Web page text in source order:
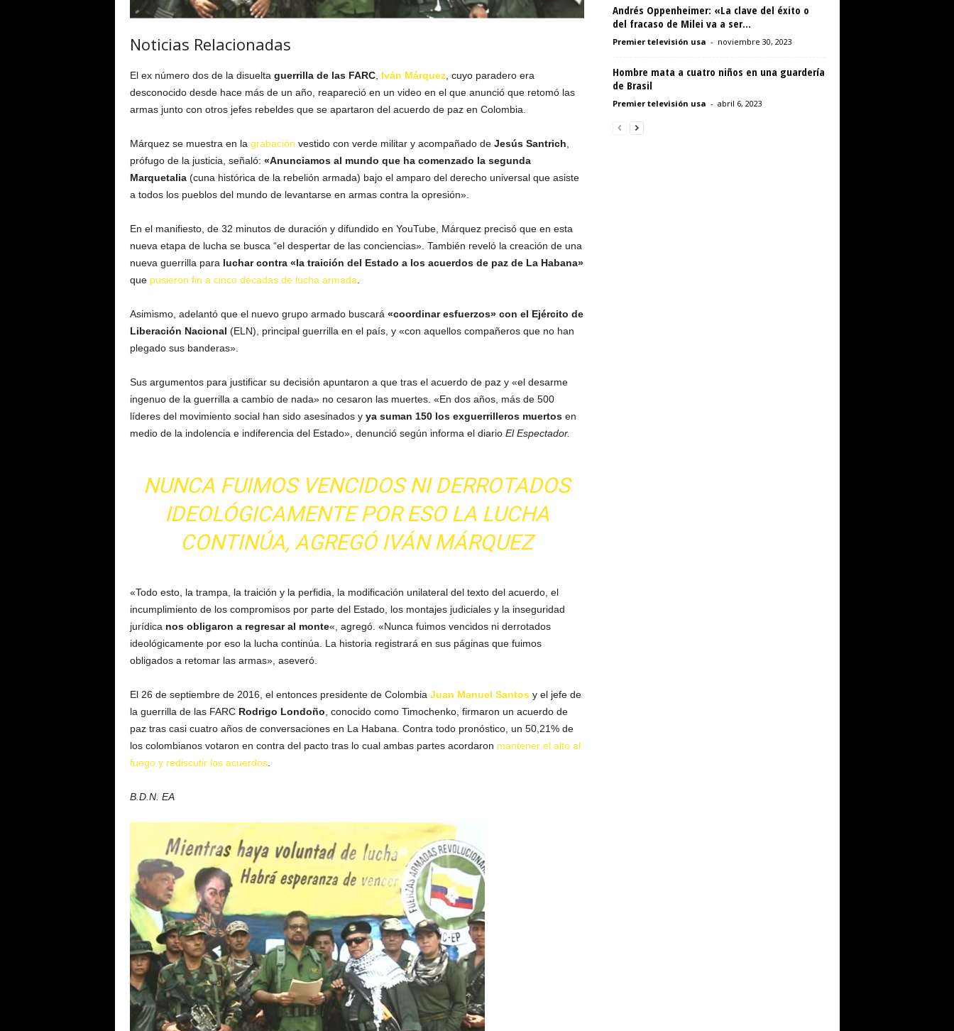
Noticias Relacionadas
El ex número dos de la disuelta guerrilla de las FARC, Iván Márquez, cuyo paradero era
desconocido desde hace más de un año, reapareció en un video en el que anunció que retomó las
armas junto con otros jefes rebeldes que se apartaron del acuerdo de paz en Colombia.
Márquez se muestra en la grabación vestido con verde militar y acompañado de Jesús Santrich,
prófugo de la justicia, señaló: «Anunciamos al mundo que ha comenzado la segunda
Marquetalia(cuna histórica de la rebelión armada) bajo el amparo del derecho universal que asiste
a todos los pueblos del mundo de levantarse en armas contra la opresión».
En el manifiesto, de 32 minutos de duración y difundido en YouTube, Márquez precisó que en esta
nueva etapa de lucha se busca “el despertar de las conciencias». También reveló la creación de una
nueva guerrilla para luchar contra «la traición del Estado a los acuerdos de paz de La Habana»
que pusieron fin a cinco décadas de lucha armada.
Asimismo, adelantó que el nuevo grupo armado buscará «coordinar esfuerzos» con el Ejército de
Liberación Nacional (ELN), principal guerrilla en el país, y «con aquellos compañeros que no han
plegado sus banderas».
Sus argumentos para justificar su decisión apuntaron a que tras el acuerdo de paz y «el desarme
ingenuo de la guerrilla a cambio de nada» no cesaron las muertes. «En dos años, más de 500
líderes del movimiento social han sido asesinados y ya suman 150 los exguerrilleros muertosen
medio de la indolencia e indiferencia del Estado», denunció según informa el diario El Espectador.
NUNCA FUIMOS VENCIDOS NI DERROTADOS
IDEOLÓGICAMENTE POR ESO LA LUCHA
CONTINÚA, AGREGÓ IVÁN MÁRQUEZ
«Todo esto, la trampa, la traición y la perfidia, la modificación unilateral del texto del acuerdo, el
incumplimiento de los compromisos por parte del Estado, los montajes judiciales y la inseguridad
jurídica nos obligaron a regresar al monte«, agregó. «Nunca fuimos vencidos ni derrotados
ideológicamente por eso la lucha continúa. La historia registrará en sus páginas que fuimos
obligados a retomar las armas», aseveró.
El 26 de septiembre de 2016, el entonces presidente de Colombia Juan Manuel Santosy el jefe de
la guerrilla de las FARC Rodrigo Londoño, conocido como Timochenko, firmaron un acuerdo de
paz tras casi cuatro años de conversaciones en La Habana. Contra todo pronóstico, un 50,21% de
los colombianos votaron en contra del pacto tras lo cual ambas partes acordaron mantener el alto al
fuego y rediscutir los acuerdos.
B.D.N. EA
Andrés Oppenheimer: «La clave del éxito o
del fracaso de Milei va a ser...
Premier televisión usa - noviembre 30, 2023
Hombre mata a cuatro niños en una guardería
de Brasil
Premier televisión usa - abril 6, 2023